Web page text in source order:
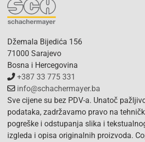
Džemala Bijedića 156
71000 Sarajevo
Bosna i Hercegovina
+387 33 775 331
info@schachermayer.ba
Sve cijene su bez PDV-a. Unatoč
podataka, zadržavamo pravo na
pogreške i odstupanja slika i
izgleda i opisa originalnih proizvoda.